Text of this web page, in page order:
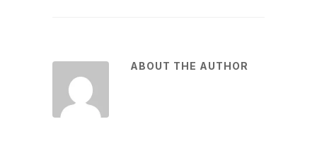
ABOUT THE AUTHOR